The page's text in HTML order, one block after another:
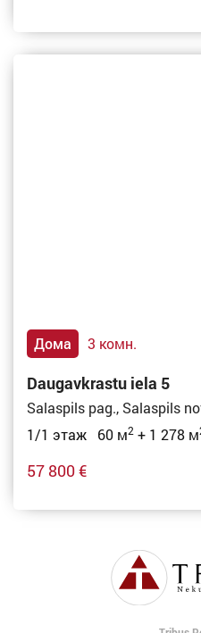
Дома 3 комн.
Daugavkrastu iela 5
Salaspils pag., Salaspils
1/1 этаж 60 м2 + 1 278 м
57 800 €